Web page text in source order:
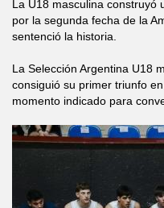
La U18 masculina construyó
por la segunda fecha de la
sentenció la historia.
La Selección Argentina U18
consiguió su primer triunfo
momento indicado para